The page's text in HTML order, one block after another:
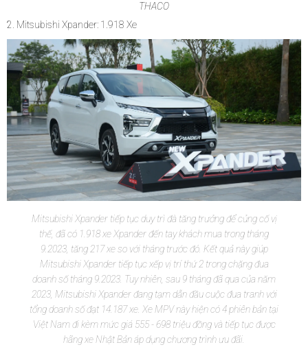
THACO
2. Mitsubishi Xpander: 1.918 Xe
Mitsubishi Xpander tiếp tục duy trì đà tăng trưởng để củng cố vị
thế, đã có 1.918 xe Xpander đến tay khách mua trong tháng
9.2023, tăng 217 xe so với tháng trước đó. Kết quả này giúp
Mitsubishi Xpander tiếp tục xếp vị trí thứ 2 trong chặng đua
doanh số tháng 9.2023. Tuy nhiên, sau 9 tháng đã qua của năm
2023, Mitsubishi Xpander đang tạm dẫn đầu cuộc đua tranh với
tổng doanh số đạt 14.187 xe. Xe MPV này hiện có 4 phiên bản tại
Việt Nam đi kèm mức giá 555 - 698 triệu đồng và tiếp tục được
hãng xe Nhật Bản áp dụng chương trình ưu đãi.